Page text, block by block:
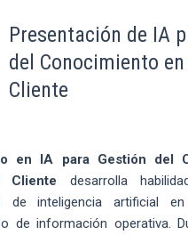
Presentación de IA
del Conocimiento en
Cliente
en IA para Gestión del
Cliente desarrolla
de inteligencia artificial
de información operativa.